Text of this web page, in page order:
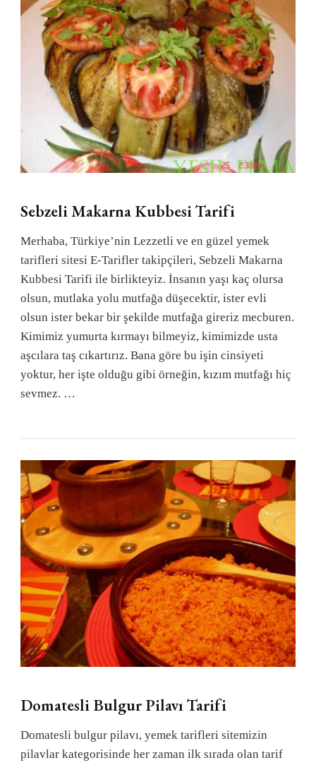
Sebzeli Makarna Kubbesi Tarifi
Merhaba, Türkiye’nin Lezzetli ve en güzel yemek
tarifleri sitesi E-Tarifler takipçileri, Sebzeli Makarna
Kubbesi Tarifi ile birlikteyiz. İnsanın yaşı kaç olursa
olsun, mutlaka yolu mutfağa düşecektir, ister evli
olsun ister bekar bir şekilde mutfağa gireriz mecburen.
Kimimiz yumurta kırmayı bilmeyiz, kimimizde usta
aşcılara taş cıkartırız. Bana göre bu işin cinsiyeti
yoktur, her işte olduğu gibi örneğin, kızım mutfağı hiç
sevmez. …
Domatesli Bulgur Pilavı Tarifi
Domatesli bulgur pilavı, yemek tarifleri sitemizin
pilavlar kategorisinde her zaman ilk sırada olan tarif